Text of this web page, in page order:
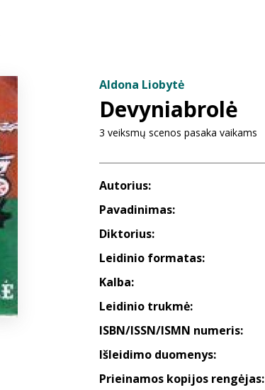
Aldona Liobytė
Devyniabrolė
3 veiksmų scenos pasaka vaikams
Autorius:
Pavadinimas:
Diktorius:
Leidinio formatas:
Kalba:
Leidinio trukmė:
ISBN/ISSN/ISMN numeris:
Išleidimo duomenys:
Prieinamos kopijos rengėjas: